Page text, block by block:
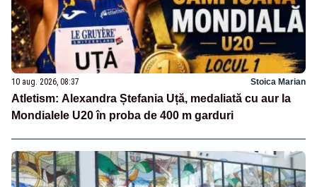
10 aug. 2026, 08:37 Stoica Marian
Atletism: Alexandra Ștefania Uță, medaliată cu aur la
Mondialele U20 în proba de 400 m garduri